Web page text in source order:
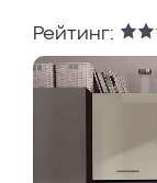
Рейтинг: